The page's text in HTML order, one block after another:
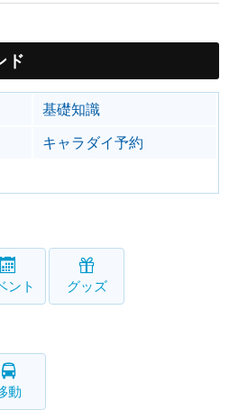
ド
基礎知識
キャラダイ予約
ント グッズ
動